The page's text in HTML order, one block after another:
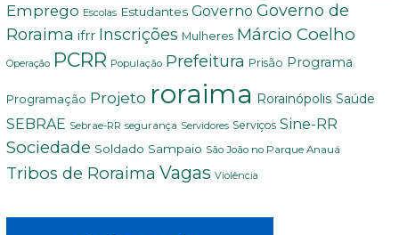
Emprego Escolas Estudantes Governo Governo de
Roraima ifrr Inscrições Mulheres Márcio Coelho
Operação PCRR População Prefeitura Prisão Programa
Programação Projeto roraima Rorainópolis Saúde
SEBRAE Sebrae-RR segurança Servidores Serviços Sine-RR
Sociedade Soldado Sampaio São João no Parque Anauá
Tribos de Roraima Vagas Violência